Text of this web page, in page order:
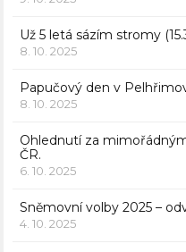
Už 5 letá sázím stromy
8. 10. 2025
Papučový den v
8. 10. 2025
Ohlednutí za
ČR.
6. 10. 2025
Sněmovní volby 2025 –
4. 10. 2025